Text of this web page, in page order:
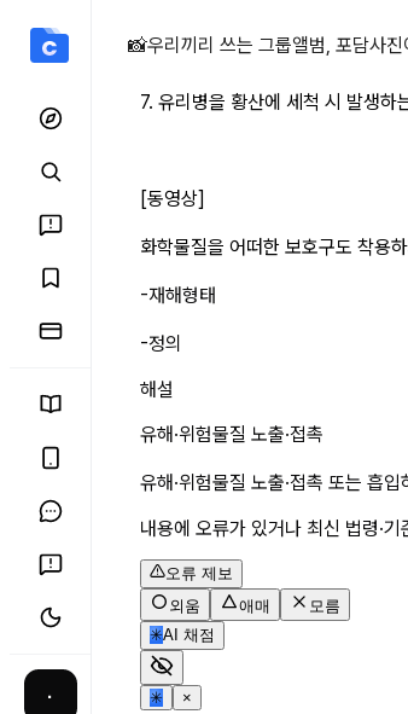
·
7. 유리병을 황산
📸우리끼리 쓰는 그룹앨범, 포담사진
7. 유리병을 황산에 세척 시 발생
[동영상]
화학물질을 어떠한 보호구도 착용
-재해형태
-정의
해설
유해·위험물질 노출·접촉
유해·위험물질 노출·접촉 또는 흡
내용에 오류가 있거나 최신 법령·
오류 제보
외움
애매
모름
✳AI 채점
✳ ×